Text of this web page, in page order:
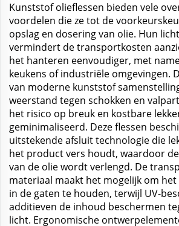
Kunststof olieflessen bieden vele
voordelen die ze tot de
opslag en dosering van olie. Hun
vermindert de transportkosten
het hanteren eenvoudiger, met
keukens of industriële omgevingen.
van moderne kunststof
weerstand tegen schokken en
het risico op breuk en kostbare
geminimaliseerd. Deze flessen
uitstekende afsluit technologie die
het product vers houdt, waardoor
van de olie wordt verlengd. De
materiaal maakt het mogelijk om
in de gaten te houden, terwijl UV-
additieven de inhoud beschermen
licht. Ergonomische